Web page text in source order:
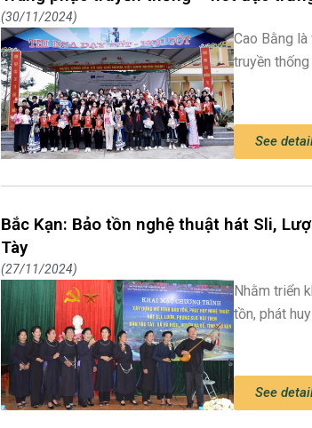
30/11/2024
Cao Bằng
truyền
See
Bắc Kạn: Bảo tồn nghệ thuật hát Sli,
Tày
27/11/2024
Nhằm triển
tồn, phát
See